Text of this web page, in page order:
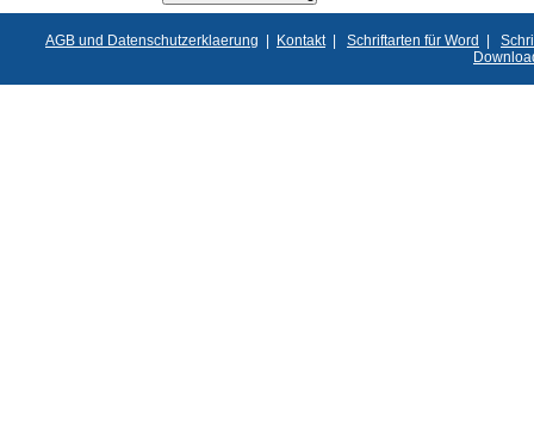
AGB und Datenschutzerklaerung | Kontakt| Schriftarten für Word |